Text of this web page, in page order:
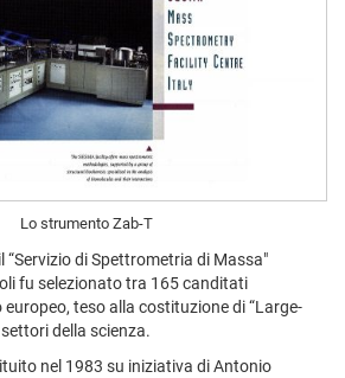
Lo strumento Zab-T
“Servizio di Spettrometria di Massa"
fu selezionato tra 165 canditati
europeo, teso alla costituzione di “Large-
della scienza.
nel 1983 su iniziativa di Antonio